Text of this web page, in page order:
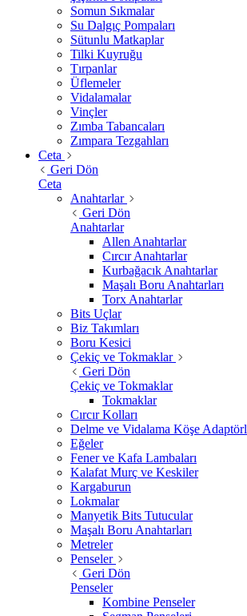
Somun Sıkmalar
Su Dalgıç Pompaları
Sütunlu Matkaplar
Tilki Kuyruğu
Tırpanlar
Üflemeler
Vidalamalar
Vinçler
Zımba Tabancaları
Zımpara Tezgahları
Ceta
Geri Dön
Ceta
Anahtarlar
Geri Dön
Anahtarlar
Allen Anahtarlar
Cırcır Anahtarlar
Kurbağacık Anahtarlar
Maşalı Boru Anahtarları
Torx Anahtarlar
Bits Uçlar
Biz Takımları
Boru Kesici
Çekiç ve Tokmaklar
Geri Dön
Çekiç ve Tokmaklar
Tokmaklar
Cırcır Kolları
Delme ve Vidalama Köşe
Eğeler
Fener ve Kafa Lambaları
Kalafat Murç ve Keskiler
Kargaburun
Lokmalar
Manyetik Bits Tutucular
Maşalı Boru Anahtarları
Metreler
Penseler
Geri Dön
Penseler
Kombine Penseler